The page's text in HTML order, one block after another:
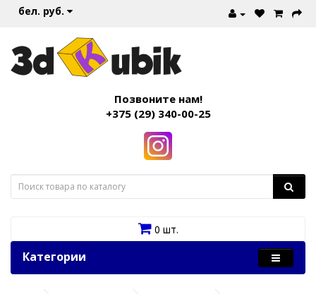
бел. руб.
Позвоните нам!
+375 (29) 340-00-25
0 шт.
Категории